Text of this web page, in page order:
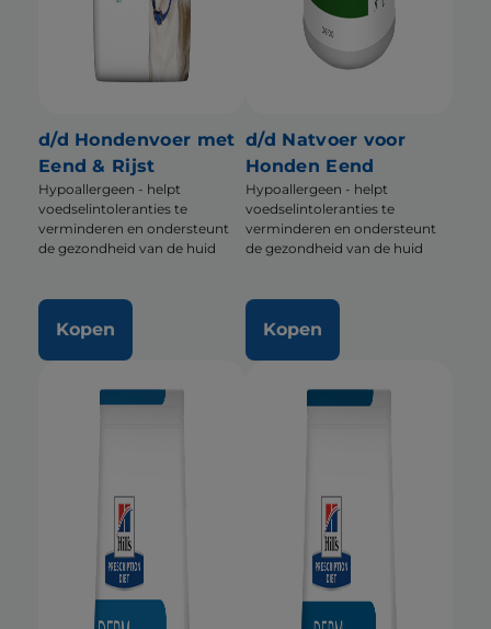
d/d Hondenvoer met
Eend & Rijst
Hypoallergeen - helpt
voedselintoleranties te
verminderen en ondersteunt
de gezondheid van de huid
Kopen
d/d Natvoer voor
Honden Eend
Hypoallergeen - helpt
voedselintoleranties te
verminderen en ondersteunt
de gezondheid van de huid
Kopen